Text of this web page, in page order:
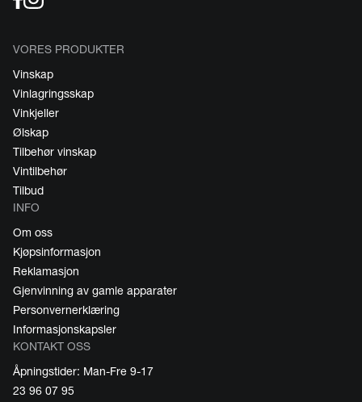
VORES PRODUKTER
Vinskap
Vinlagringsskap
Vinkjeller
Ølskap
Tilbehør vinskap
Vintilbehør
Tilbud
INFO
Om oss
Kjøpsinformasjon
Reklamasjon
Gjenvinning av gamle apparater
Personvernerklæring
Informasjonskapsler
KONTAKT OSS
Åpningstider: Man-Fre 9-17
23 96 07 95